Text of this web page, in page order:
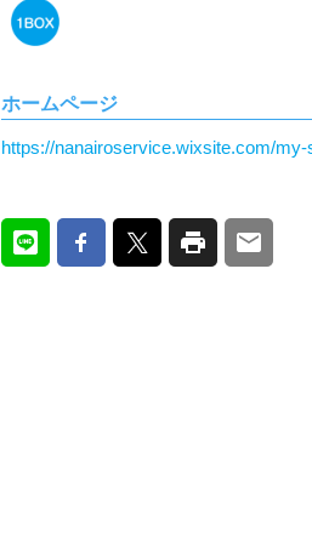
ホームページ
https://nanairoservice.wixsite.com/my-